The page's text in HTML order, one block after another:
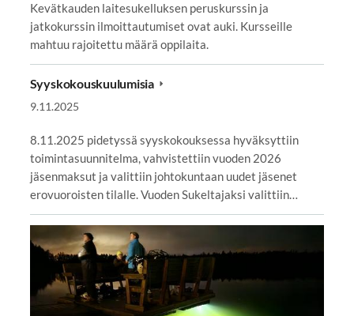
Kevätkauden laitesukelluksen peruskurssin ja
jatkokurssin ilmoittautumiset ovat auki. Kursseille
mahtuu rajoitettu määrä oppilaita.
Syyskokouskuulumisia
9.11.2025
8.11.2025 pidetyssä syyskokouksessa hyväksyttiin
toimintasuunnitelma, vahvistettiin vuoden 2026
jäsenmaksut ja valittiin johtokuntaan uudet jäsenet
erovuoroisten tilalle. Vuoden Sukeltajaksi valittiin…